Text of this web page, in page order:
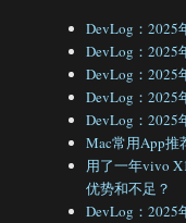
DevLog：2025
DevLog：2025
DevLog：2025
DevLog：2025
DevLog：2025
Mac常用App推
用了一年vivo
优势和不足？
DevLog：2025